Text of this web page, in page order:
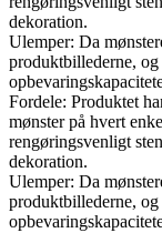
dekoration.
Ulemper: Da
produktbillederne,
Fordele: Produktet
mønster på hvert
rengøringsvenligt
dekoration.
Ulemper: Da
produktbillederne,